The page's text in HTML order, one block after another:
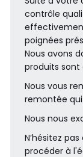
contrôle
poignées
Nous avons
produits sont
Nous vous
remontée qui
Nous nous
N’hésitez
procéder à